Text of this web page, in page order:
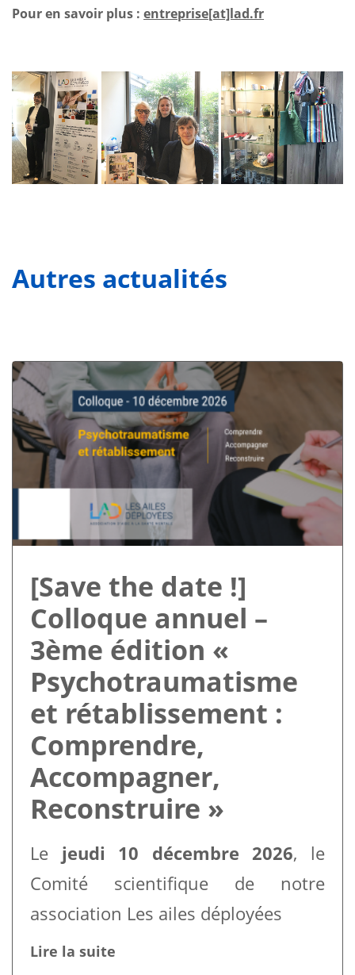
Pour en savoir plus : entreprise[at]lad.fr
Autres actualités
[Save the date !]
Colloque annuel –
3ème édition «
Psychotraumatisme
et rétablissement :
Comprendre,
Accompagner,
Reconstruire »
Le jeudi 10 décembre 2026, le
Comité scientifique de notre
association Les ailes déployées
Lire la suite